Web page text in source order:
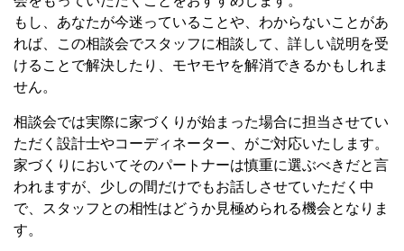
もし、あなたが今迷っていることや、わからないことがあ
れば、この相談会でスタッフに相談して、詳しい説明を受
けることで解決したり、モヤモヤを解消できるかもしれま
せん。
相談会では実際に家づくりが始まった場合に担当させてい
ただく設計士やコーディネーター、がご対応いたします。
家づくりにおいてそのパートナーは慎重に選ぶべきだと言
われますが、少しの間だけでもお話しさせていただく中
で、スタッフとの相性はどうか見極められる機会となりま
す。